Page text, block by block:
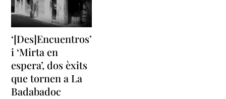
‘[Des]Encuentros’
i ‘Mirta en
espera’, dos èxits
que tornen a La
Badabadoc